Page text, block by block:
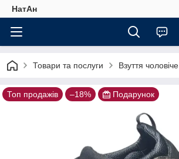
НатАн
Товари та послуги Взуття чоловіче
Топ продажів –18% Подарунок